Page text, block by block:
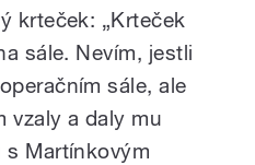
krteček: „Krteček
sále. Nevím, jestli
sále, ale
vzaly a daly mu
Martínkovým